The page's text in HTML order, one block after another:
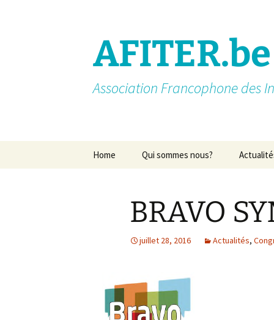
AFITER.be
Association Francophone des
Aller
Home Qui sommes nous?
Membres actifs
Missions
BRAVO
juillet 28, 2016 Actualités,